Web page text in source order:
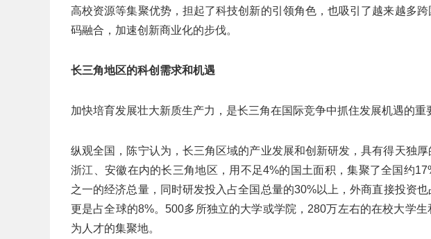
高校资源等集聚优势，担起了科技创新的引领角色，也吸引了越来越多
码融合，加速创新商业化的步伐。
长三角地区的科创需求和机遇
加快培育发展壮大新质生产力，是长三角在国际竞争中抓住发展机遇的重
纵观全国，陈宁认为，长三角区域的产业发展和创新研发，具有得天独厚
浙江、安徽在内的长三角地区，用不足4%的国土面积，集聚了全国约
之一的经济总量，同时研发投入占全国总量的30%以上，外商直接投资
更是占全球的8%。500多所独立的大学或学院，280万左右的在校大学
为人才的集聚地。